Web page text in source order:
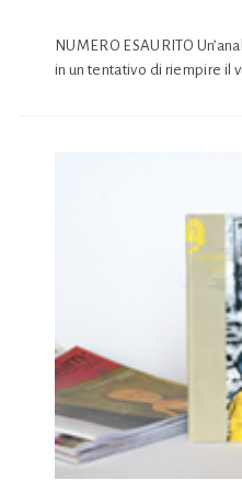
NUMERO ESAURITO
in un tentativo di riempire il